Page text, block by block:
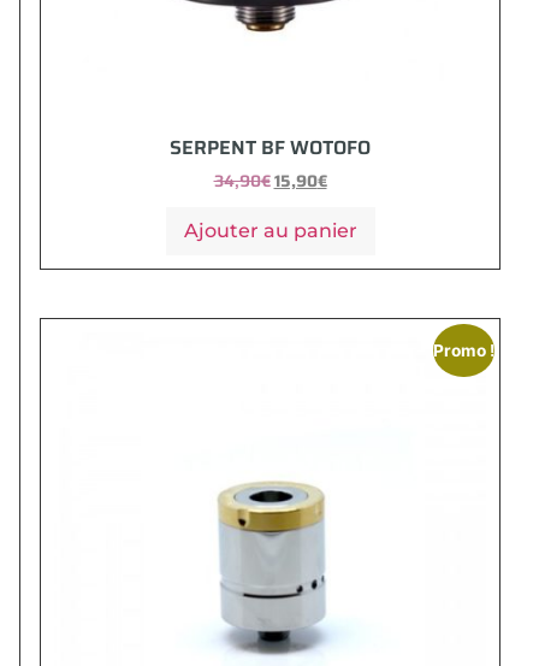
SERPENT BF WOTOFO
34,90€15,90€
Ajouter au panier
Promo !